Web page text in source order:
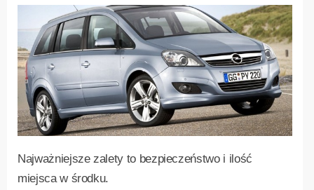
Najważniejsze zalety to bezpieczeństwo i ilość
miejsca w środku.